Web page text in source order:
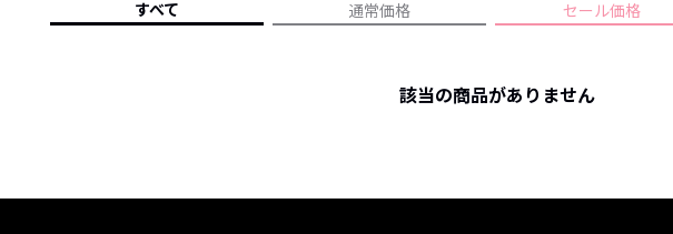
人気記事ランキング
フォーカスブランド
プライバシーポリシー
すべて 通常価格 セール価格
該当の商品がありません